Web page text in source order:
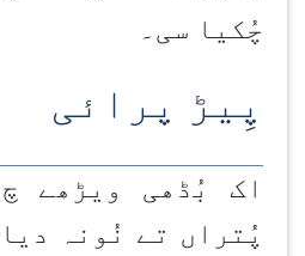
چُکیا سی۔
پِیڑ پرائی
اک بُڈھی ویڑھے
پُتراں تے نُونہ